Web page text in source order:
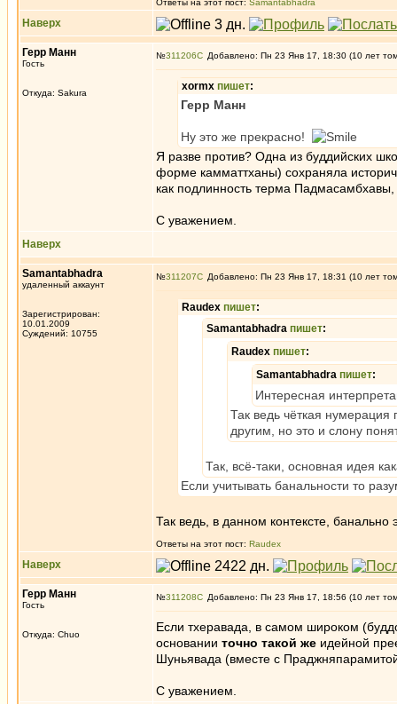
Ответы на этот пост: Samantabhadra
Наверх
Герр Манн
Гость
Откуда: Sakura
№311206 Добавлено: Пн 23 Янв 17, 18:30 (10 лет
xormx пишет:
Герр Манн
Ну это же прекрасно!
Я разве против? Одна из буддийских
форме камматтханы) сохраняла
как подлинность терма Падмасамбхавы,
С уважением.
Наверх
Samantabhadra
удаленный аккаунт
Зарегистрирован:
10.01.2009
Суждений: 10755
№311207 Добавлено: Пн 23 Янв 17, 18:31 (10 лет
Raudex пишет:
Samantabhadra пишет:
Raudex пишет:
Samantabhadra пишет:
Интересная
Так ведь чёткая нумерация
другим, но это и слону
Так, всё-таки, основная идея
Если учитывать банальности то
Так ведь, в данном контексте, банально
Ответы на этот пост: Raudex
Наверх
Герр Манн
Гость
Откуда: Chuo
№311208 Добавлено: Пн 23 Янв 17, 18:56 (10 лет
Если тхеравада, в самом широком
основании точно такой же идейной
Шуньявада (вместе с
С уважением.